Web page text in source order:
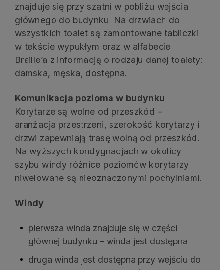
znajduje się przy szatni w pobliżu wejścia
głównego do budynku. Na drzwiach do
wszystkich toalet są zamontowane tabliczki
w tekście wypukłym oraz w alfabecie
Braille’a z informacją o rodzaju danej toalety:
damska, męska, dostępna.
Komunikacja pozioma w budynku
Korytarze są wolne od przeszkód –
aranżacja przestrzeni, szerokość korytarzy i
drzwi zapewniają trasę wolną od przeszkód.
Na wyższych kondygnacjach w okolicy
szybu windy różnice poziomów korytarzy
niwelowane są nieoznaczonymi pochylniami.
Windy
pierwsza winda znajduje się w części
głównej budynku – winda jest dostępna
druga winda jest dostępna przy wejściu do